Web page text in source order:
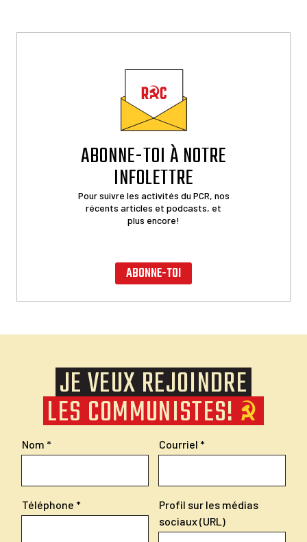
ABONNE-TOI À NOTRE
INFOLETTRE
Pour suivre les activités du PCR, nos
récents articles et podcasts, et
plus encore!
ABONNE-TOI
JE VEUX REJOINDRE
LES COMMUNISTES!
Nom Courriel
Téléphone
Profil sur les médias
sociaux (URL)